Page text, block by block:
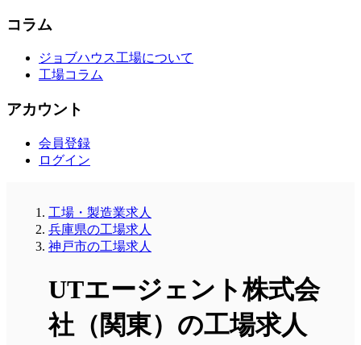
コラム
ジョブハウス工場について
工場コラム
アカウント
会員登録
ログイン
工場・製造業求人
兵庫県の工場求人
神戸市の工場求人
UTエージェント株式会
社（関東）の工場求人